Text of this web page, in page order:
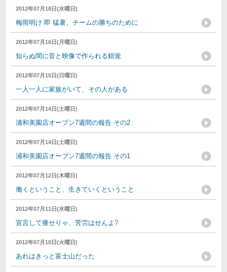
2012年07月18日(水曜日)
梅雨明け 即 猛暑、チームの勝ちのために
2012年07月16日(月曜日)
知らぬ間に音と映像で作られる錯覚
2012年07月15日(日曜日)
一人一人に家族がいて、その人がある
2012年07月14日(土曜日)
浦和美園店オープン7週間の報告 その2
2012年07月14日(土曜日)
浦和美園店オープン7週間の報告 その1
2012年07月12日(木曜日)
働くということ、生きていくということ
2012年07月11日(水曜日)
宣言して痩せりゃ、苦労はせんよ?
2012年07月10日(火曜日)
あれはきっと富士山だった